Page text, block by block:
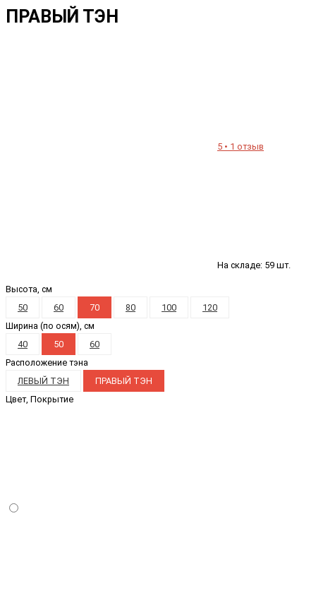
ПРАВЫЙ ТЭН
5 • 1 отзыв
На складе: 59 шт.
Высота, см
50
60 70 80 100
120
Ширина (по осям), см
40
50
60
Расположение тэна
ЛЕВЫЙ ТЭН
ПРАВЫЙ ТЭН
Цвет, Покрытие